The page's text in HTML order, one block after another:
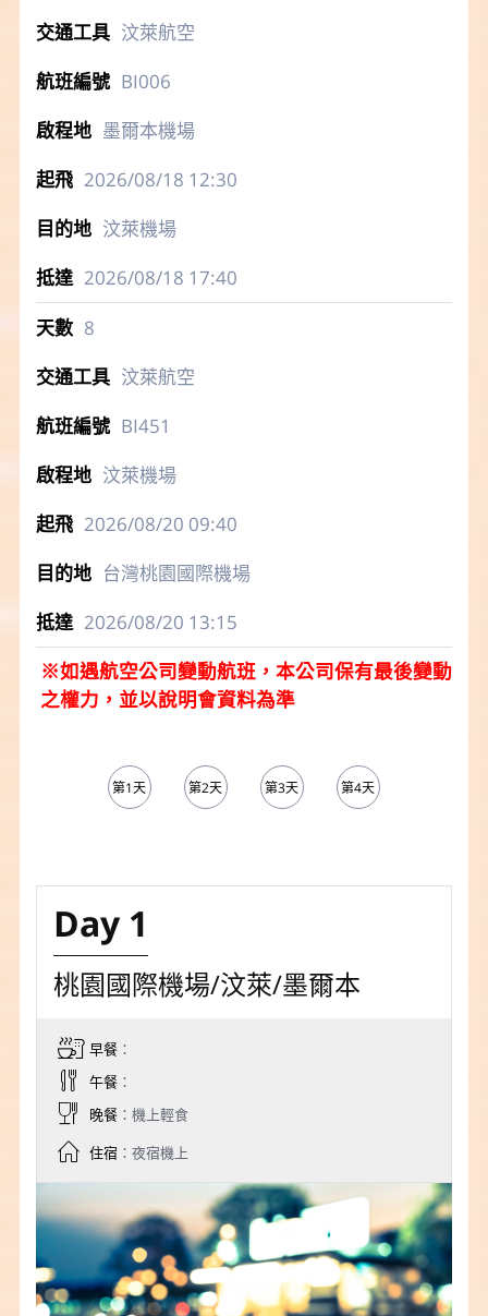
汶萊航空
BI006
墨爾本機場
2026/08/18 12:30
汶萊機場
2026/08/18 17:40
8
汶萊航空
BI451
汶萊機場
2026/08/20 09:40
台灣桃園國際機場
2026/08/20 13:15
※如遇航空公司變動航班，本公司保有最後變動
之權力，並以說明會資料為準
第1天 第2天 第3天 第4天
Day 1
桃園國際機場/汶萊/墨爾本
早餐：
午餐：
晚餐：機上輕食
住宿：夜宿機上